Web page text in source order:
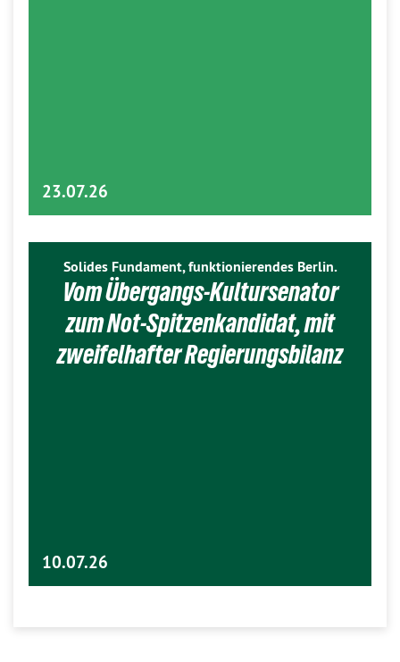
23.07.26
Solides Fundament, funktionierendes Berlin.
Vom Übergangs-Kultursenator
zum Not-Spitzenkandidat, mit
zweifelhafter Regierungsbilanz
10.07.26